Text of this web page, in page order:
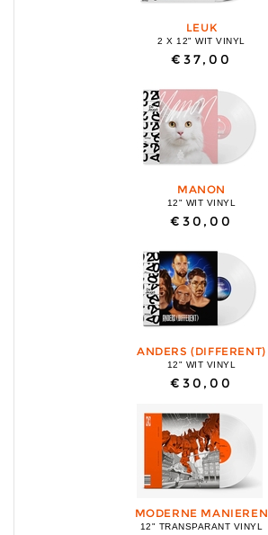
LEUK
2 X 12" WIT VINYL
€37,00
MANON
12" WIT VINYL
€30,00
ANDERS (DIFFERENT)
12" WIT VINYL
€30,00
MODERNE MANIEREN
12" TRANSPARANT VINYL